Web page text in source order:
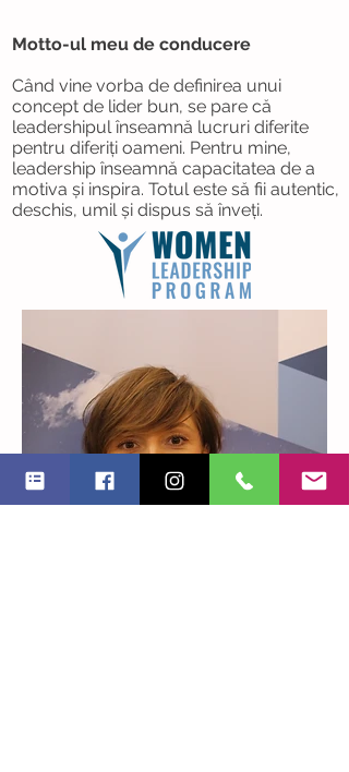
Motto-ul meu de conducere
Când vine vorba de definirea unui
concept de lider bun, se pare că
leadershipul înseamnă lucruri diferite
pentru diferiți oameni. Pentru mine,
leadership înseamnă capacitatea de a
motiva și inspira. Totul este să fii autentic,
deschis, umil și dispus să înveți.